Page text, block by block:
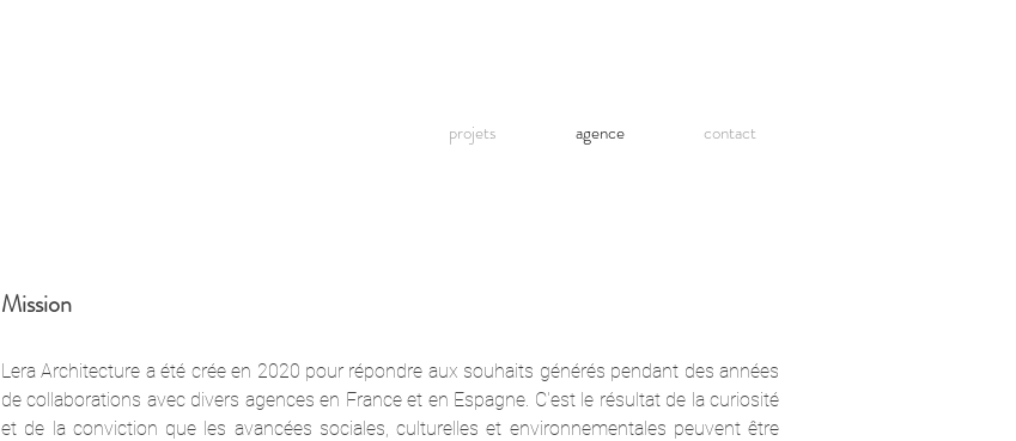
projets agence contact
Mission
Lera Architecture a été crée en 2020 pour répondre aux souhaits générés pendant des années
de collaborations avec divers agences en France et en Espagne. C'est le résultat de la curiosité
et de la conviction que les avancées sociales, culturelles et environnementales peuvent être